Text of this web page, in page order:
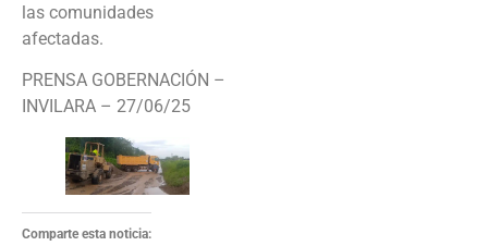
las comunidades
afectadas.
PRENSA GOBERNACIÓN –
INVILARA – 27/06/25
Comparte esta noticia: